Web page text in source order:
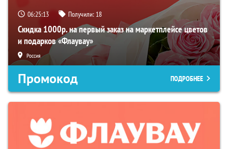
06:25:12 Получили: 18
Скидка 1000р. на первый заказ на маркетплейсе цветов
и подарков «Флаувау»
Россия
Промокод ПОДРОБНЕЕ